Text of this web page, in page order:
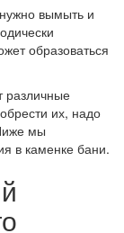
вымыть и
образоваться
различные
их, надо
мы
в каменке бани.